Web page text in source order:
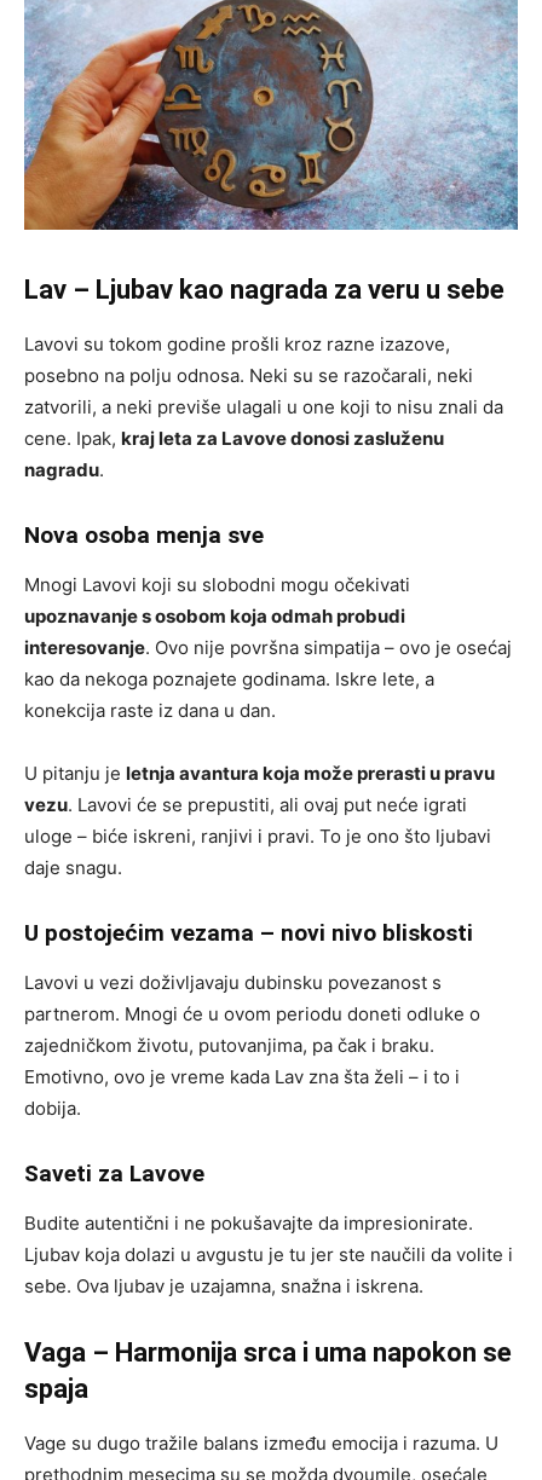
Lav – Ljubav kao nagrada za veru u sebe
Lavovi su tokom godine prošli kroz razne izazove,
posebno na polju odnosa. Neki su se razočarali, neki
zatvorili, a neki previše ulagali u one koji to nisu znali da
cene. Ipak, kraj leta za Lavove donosi zasluženu
nagradu.
Nova osoba menja sve
Mnogi Lavovi koji su slobodni mogu očekivati
upoznavanje s osobom koja odmah probudi
interesovanje. Ovo nije površna simpatija – ovo je osećaj
kao da nekoga poznajete godinama. Iskre lete, a
konekcija raste iz dana u dan.
U pitanju je letnja avantura koja može prerasti u pravu
vezu. Lavovi će se prepustiti, ali ovaj put neće igrati
uloge – biće iskreni, ranjivi i pravi. To je ono što ljubavi
daje snagu.
U postojećim vezama – novi nivo bliskosti
Lavovi u vezi doživljavaju dubinsku povezanost s
partnerom. Mnogi će u ovom periodu doneti odluke o
zajedničkom životu, putovanjima, pa čak i braku.
Emotivno, ovo je vreme kada Lav zna šta želi – i to i
dobija.
Saveti za Lavove
Budite autentični i ne pokušavajte da impresionirate.
Ljubav koja dolazi u avgustu je tu jer ste naučili da volite i
sebe. Ova ljubav je uzajamna, snažna i iskrena.
Vaga – Harmonija srca i uma napokon se
spaja
Vage su dugo tražile balans između emocija i razuma. U
prethodnim mesecima su se možda dvoumile, osećale